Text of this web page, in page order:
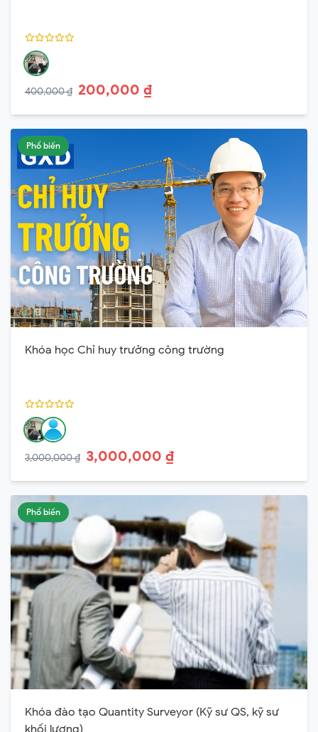
400,000 ₫ 200,000 ₫
Phổ biến
Khóa học Chỉ huy trưởng công trường
3,000,000 ₫ 3,000,000 ₫
Phổ biến
Khóa đào tạo Quantity Surveyor (Kỹ sư QS, kỹ sư
khối lượng)